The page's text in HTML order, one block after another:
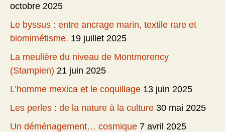
octobre 2025
Le byssus : entre ancrage marin, textile rare et
biomimétisme. 19 juillet 2025
La meulière du niveau de Montmorency
(Stampien) 21 juin 2025
L’homme mexica et le coquillage 13 juin 2025
Les perles : de la nature à la culture 30 mai 2025
Un déménagement… cosmique 7 avril 2025